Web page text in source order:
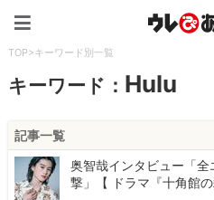
TOP>キーワード別一覧
キーワード： Hulu
記事一覧
奥智哉インタビュー「
撃」【 ドラマ『十角館の